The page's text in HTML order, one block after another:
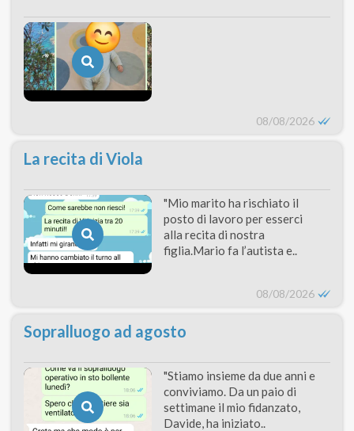
08/08/2026
La recita di Viola
"Mio marito ha rischiato il
posto di lavoro per esserci
alla recita di nostra
figlia.Mario fa l’autista e..
08/08/2026
Sopralluogo ad agosto
"Stiamo insieme da due anni e
conviviamo. Da un paio di
settimane il mio fidanzato,
Davide, ha iniziato..